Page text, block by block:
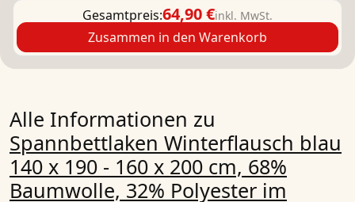
Gesamtpreis:64,90 €inkl. MwSt.
Zusammen in den Warenkorb
Alle Informationen zu
Spannbettlaken Winterflausch blau
140 x 190 - 160 x 200 cm, 68%
Baumwolle, 32% Polyester im